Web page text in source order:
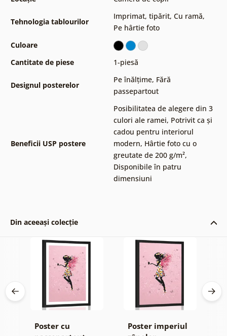
Tehnologia tablourilor
Imprimat, tipărit, Cu ramă,
Pe hârtie foto
Culoare
Cantitate de piese
1-piesă
Designul posterelor
Pe înălțime, Fără
passepartout
Beneficii USP postere
Posibilitatea de alegere din 3
culori ale ramei, Potrivit ca și
cadou pentru interiorul
modern, Hârtie foto cu o
greutate de 200 g/m²,
Disponibile în patru
dimensiuni
Din aceeași colecție
Poster cu
Poster imperiul